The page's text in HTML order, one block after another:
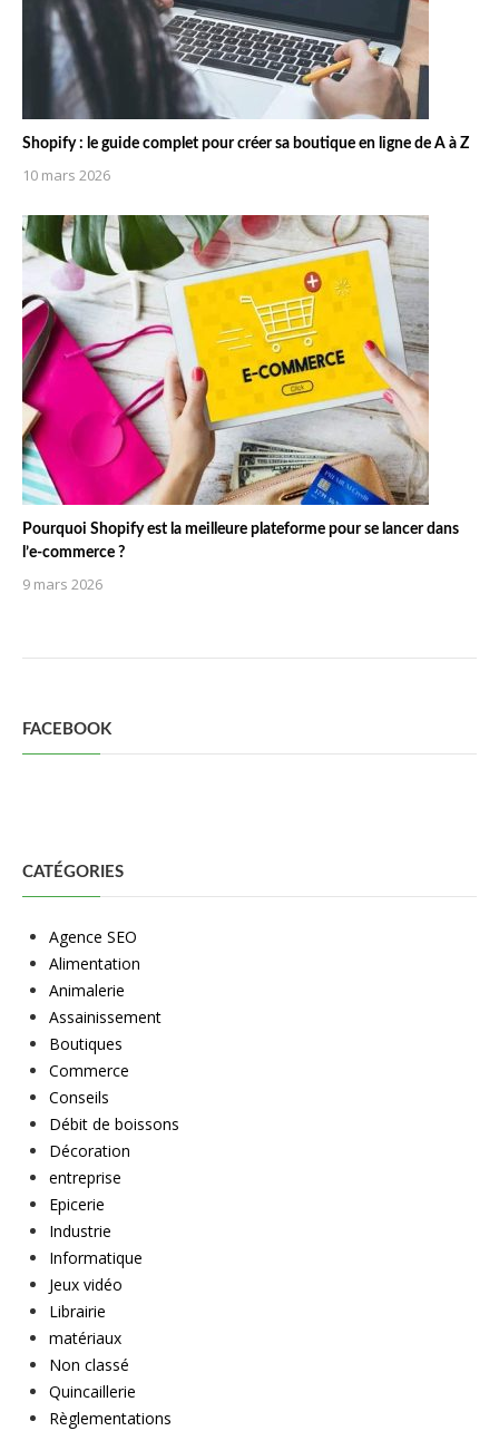
Shopify : le guide complet pour créer sa boutique en ligne de A à Z
10 mars 2026
Pourquoi Shopify est la meilleure plateforme pour se lancer dans
l’e-commerce ?
9 mars 2026
FACEBOOK
CATÉGORIES
Agence SEO
Alimentation
Animalerie
Assainissement
Boutiques
Commerce
Conseils
Débit de boissons
Décoration
entreprise
Epicerie
Industrie
Informatique
Jeux vidéo
Librairie
matériaux
Non classé
Quincaillerie
Règlementations